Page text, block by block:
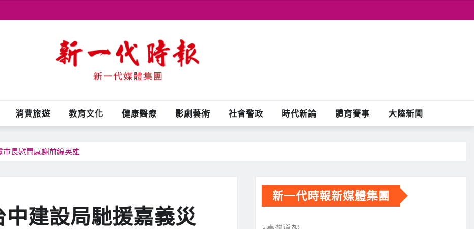
消費旅遊 教育文化 健康醫療 影劇藝術 社會警政 時代新論 體育賽事 大陸新聞
長慰問感謝前線英雄
建設局馳援嘉義災
新一代時報新媒體集團